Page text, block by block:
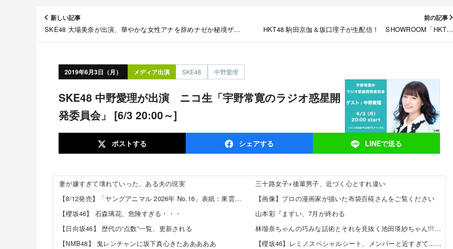
新しい記事
SKE48 大場美奈が出演、華やかな女性アナを辞めナゼか秘境ザン
前の記事
HKT48 駒田京伽＆坂口理子が生配信！ SHOWROOM「HKT48
2019年6月3日（月） メディア出演 SKE48 中野愛理
SKE48 中野愛理が出演 ニコ生「宇野常寛のラジオ惑星開
発委員会」 [6/3 20:00～]
ポストする シェアする LINEで送る
妻が嫌すぎて壊れていった、ある夫の現実
【8/12発売】「ヤングアニマル 2026年 No.16」表紙：東雲うみ / 虹咲カリナ
【櫻坂46】 石森璃花、危険すぎる・・・
【日向坂46】 歴代の“点数”一覧、更新される
【NMB48】 鬼レンチャンに坂下真心きたあああああ
三十路女子×後輩男子、近づく心とすれ違い
【画像】プロの漫画家が描いた布袋百椛さんをご覧ください
山本彩『まずい、7月が終わる
林瑠奈ちゃんの巧みな話術とそれを見抜く池田瑛紗ちゃん!!!【乃木坂46】
【櫻坂46】レミノスペシャルシート、メンバーと近すぎて…【全国ツアー2026】